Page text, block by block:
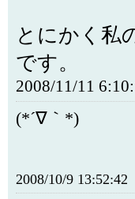
とにかく私
です。
2008/11/11
(*´∇｀*)
2008/10/9 13:52:42